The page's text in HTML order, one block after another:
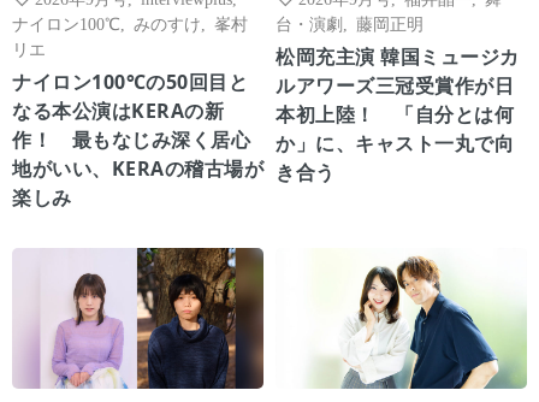
ナイロン100℃
みのすけ
峯村
リエ
ナイロン100℃の50回目と
なる本公演はKERAの新
作！ 最もなじみ深く居心
地がいい、KERAの稽古場が
楽しみ
台・演劇
藤岡正明
松岡充主演 韓国ミュージカ
ルアワーズ三冠受賞作が日
本初上陸！ 「自分とは何
か」に、キャスト一丸で向
き合う